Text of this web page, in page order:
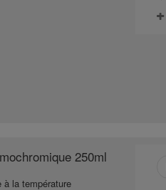
250ml
à la température